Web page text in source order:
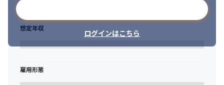
ログインはこちら
想定年収
雇用形態